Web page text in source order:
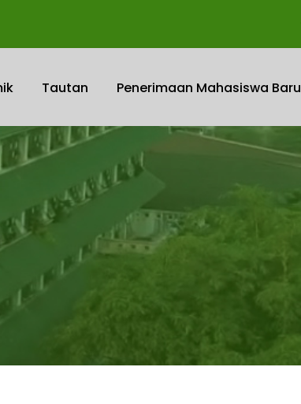
Tautan Penerimaan Mahasiswa Baru